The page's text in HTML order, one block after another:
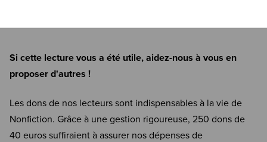
Si cette lecture vous a été utile, aidez-nous à vous en
proposer d'autres !
Les dons de nos lecteurs sont indispensables à la vie de
Nonfiction. Grâce à une gestion rigoureuse, 250 dons de
40 euros suffiraient à assurer nos dépenses de